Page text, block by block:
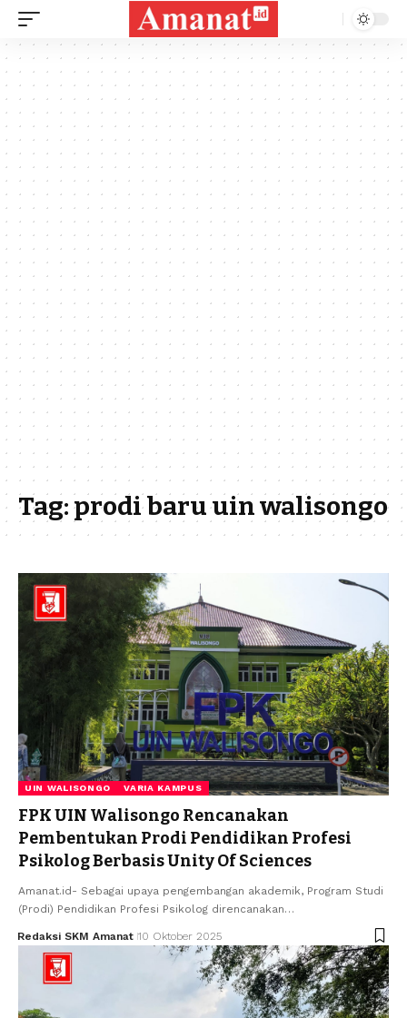
Tag:prodi baru uin walisongo
UIN WALISONGO VARIA KAMPUS
FPK UIN Walisongo Rencanakan
Pembentukan Prodi Pendidikan Profesi
Psikolog Berbasis Unity Of Sciences
Amanat.id- Sebagai upaya pengembangan akademik, Program Studi
(Prodi) Pendidikan Profesi Psikolog direncanakan…
Redaksi SKM Amanat 10 Oktober 2025